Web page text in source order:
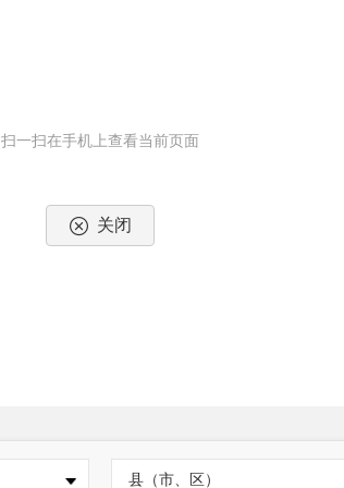
扫一扫在手机上查看当前页面
关闭
县（市、区）